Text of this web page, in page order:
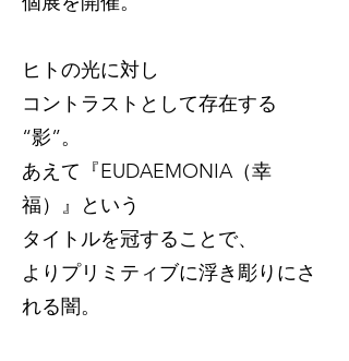
ヒトの光に対し
コントラストとして存在する
“影”。
あえて『EUDAEMONIA（幸
福）』という
タイトルを冠することで、
よりプリミティブに浮き彫りにさ
れる闇。